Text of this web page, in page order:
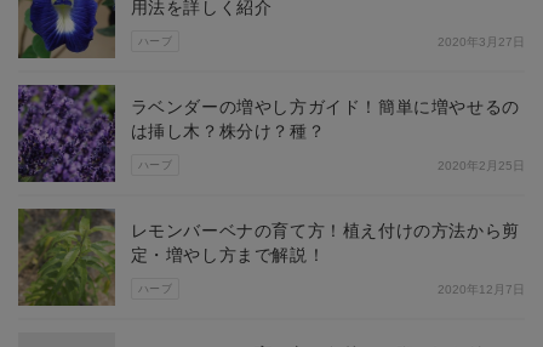
ハーブ
用法を詳しく紹介
2020年3月27日
ハーブ
ラベンダーの増やし方ガイド！簡単に増やせるの
は挿し木？株分け？種？
2020年2月25日
ハーブ
レモンバーベナの育て方！植え付けの方法から剪
定・増やし方まで解説！
2020年12月7日